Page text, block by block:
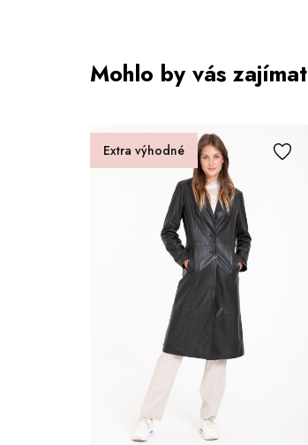
Mohlo by vás zajímat
Extra výhodné